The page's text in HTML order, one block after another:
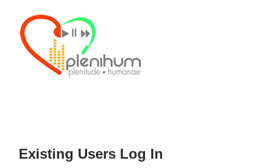
Existing Users Log In